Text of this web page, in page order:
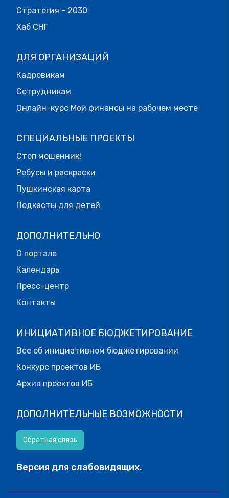
Стратегия - 2030
Хаб СНГ
ДЛЯ ОРГАНИЗАЦИЙ
Кадровикам
Сотрудникам
Онлайн-курс Мои финансы на рабочем месте
СПЕЦИАЛЬНЫЕ ПРОЕКТЫ
Стоп мошенник!
Ребусы и раскраски
Пушкинская карта
Подкасты для детей
ДОПОЛНИТЕЛЬНО
О портале
Календарь
Пресс-центр
Контакты
ИНИЦИАТИВНОЕ БЮДЖЕТИРОВАНИЕ
Все об инициативном бюджетировании
Конкурс проектов ИБ
Архив проектов ИБ
ДОПОЛНИТЕЛЬНЫЕ ВОЗМОЖНОСТИ
Обратная связь
Версия для слабовидящих.